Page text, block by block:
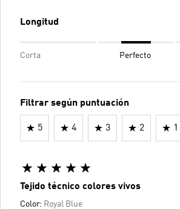
Longitud
Corta Perfecto
Filtrar según puntuación
5 4 3 2 1
Tejido técnico colores vivos
Color: Royal Blue